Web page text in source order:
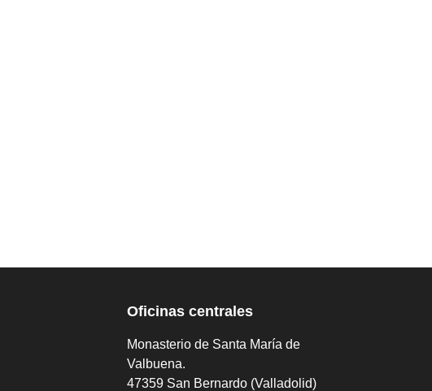
Oficinas centrales
Monasterio de Santa María de
Valbuena.
47359 San Bernardo (Valladolid)